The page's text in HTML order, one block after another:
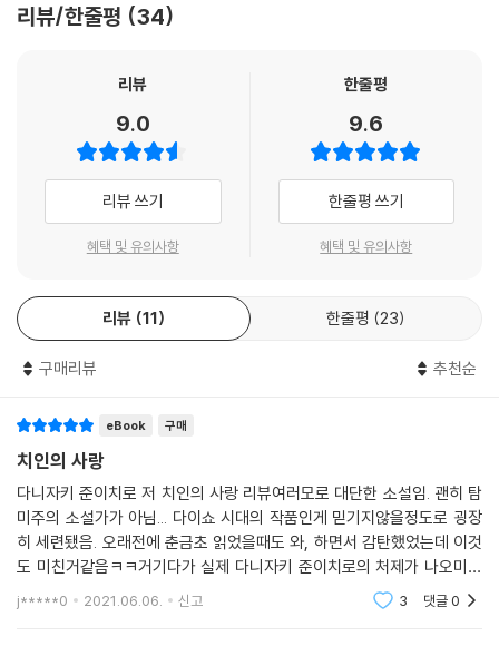
리뷰/한줄평 34
리뷰
9.0
리뷰 쓰기
혜택 및 유의사항
한줄평
9.6
한줄평 쓰기
혜택 및 유의사항
리뷰 11 한줄평 23
구매리뷰 추천순
eBook 구매
치인의 사랑
다니자키 준이치로 저 치인의 사랑 리뷰여러모로 대단한 소설임. 괜히 탐
미주의 소설가가 아님... 다이쇼 시대의 작품인게 믿기지않을정도로 굉장
히 세련됐음. 오래전에 춘금초 읽었을때도 와, 하면서 감탄했었는데 이것
도 미친거같음ㅋㅋ거기다가 실제 다니자키 준이치로의 처제가 나오미의
모델이라는게 기괴하고 소름돋고 아무튼 좀 나같은 일반인의 상식으로는
이해하기힘듬ㅋㅋ
j*****0 2021.06.06. 신고 3 댓글0